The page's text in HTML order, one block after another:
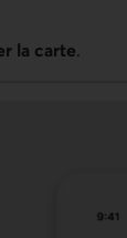
la carte.